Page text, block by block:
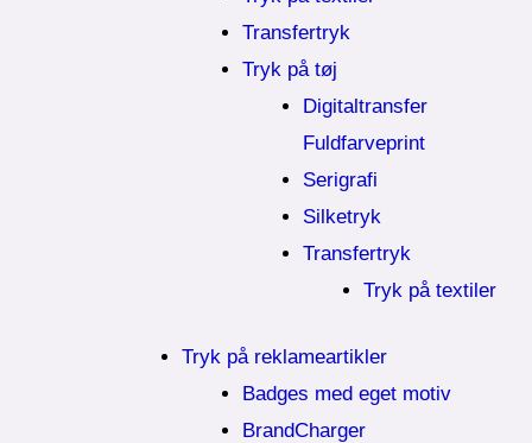
Transfertryk
Tryk på tøj
Digitaltransfer
Fuldfarveprint
Serigrafi
Silketryk
Transfertryk
Tryk på textiler
Tryk på reklameartikler
Badges med eget motiv
BrandCharger